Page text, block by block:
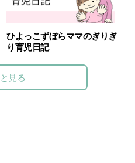
ひよっこずぼらママのぎりぎ
り育児日記
見る